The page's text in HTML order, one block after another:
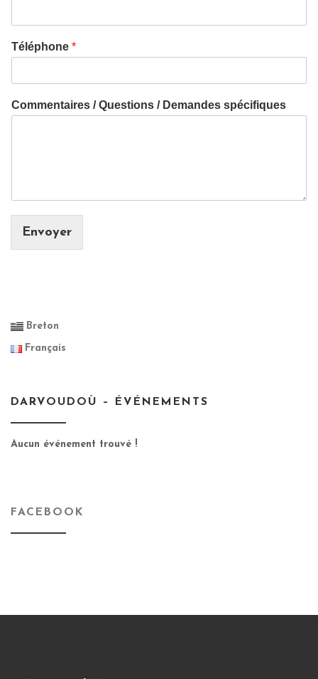
Téléphone *
Commentaires / Questions / Demandes spécifiques
Envoyer
Breton
Français
DARVOUDOÙ – ÉVÉNEMENTS
Aucun événement trouvé !
FACEBOOK